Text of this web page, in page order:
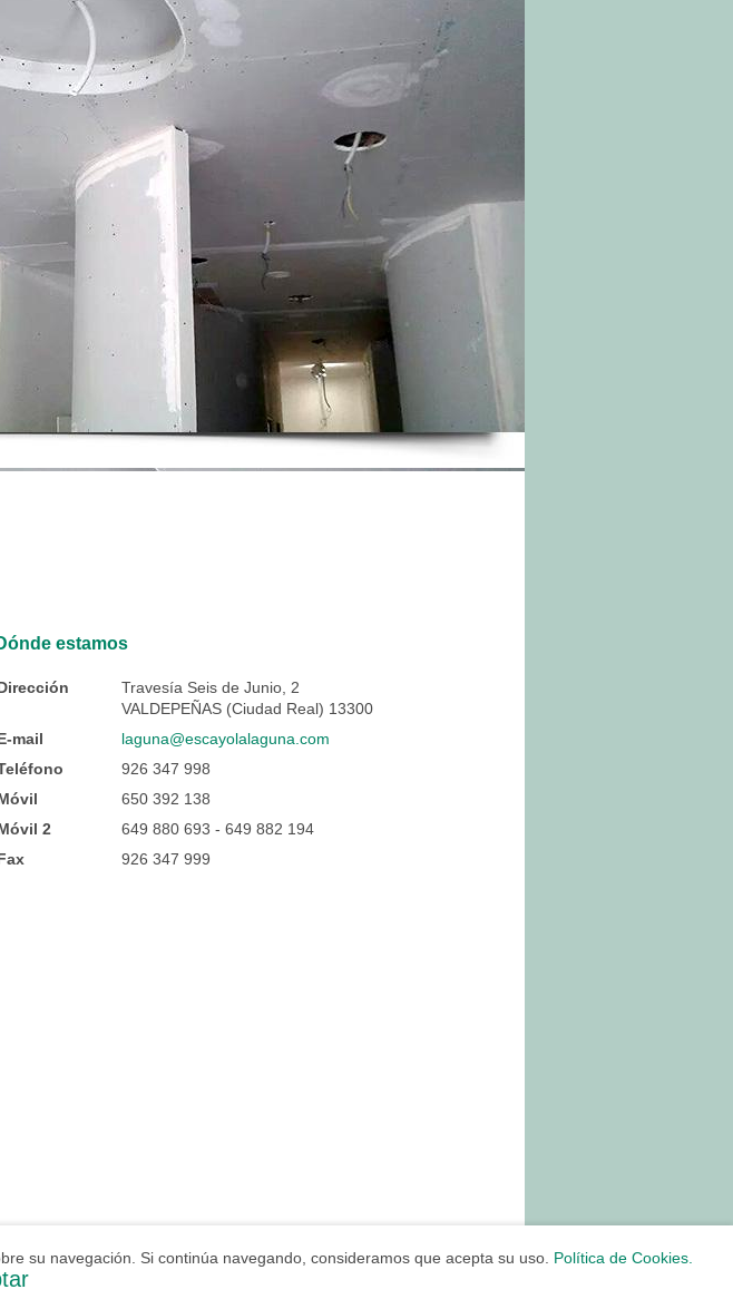
estamos
Travesía Seis de Junio, 2
VALDEPEÑAS (Ciudad Real) 13300
mail
laguna@escayolalaguna.com
926 347 998
650 392 138
2
649 880 693 - 649 882 194
926 347 999
Mapa Web
su navegación. Si continúa navegando, consideramos que acepta su uso. Política de Cookies.